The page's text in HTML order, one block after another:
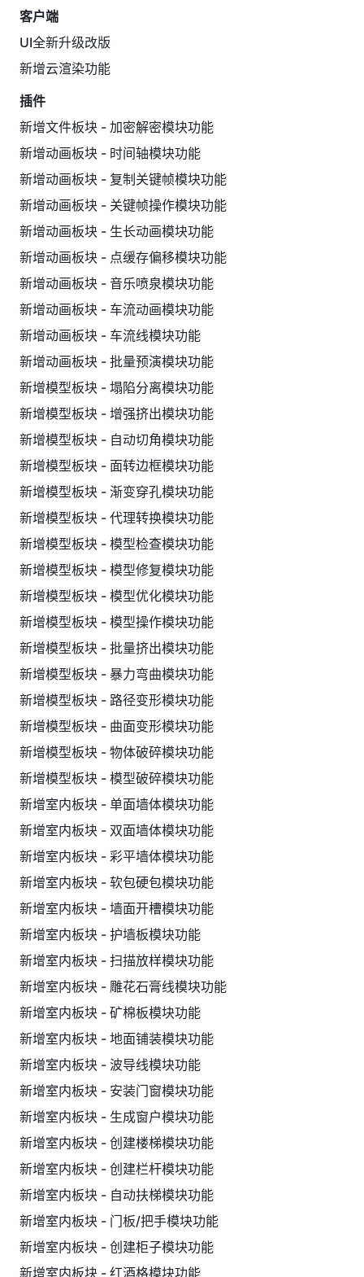
客户端
UI全新升级改版
新增云渲染功能
插件
新增文件板块 - 加密解密模块功能
新增动画板块 - 时间轴模块功能
新增动画板块 - 复制关键帧模块功能
新增动画板块 - 关键帧操作模块功能
新增动画板块 - 生长动画模块功能
新增动画板块 - 点缓存偏移模块功能
新增动画板块 - 音乐喷泉模块功能
新增动画板块 - 车流动画模块功能
新增动画板块 - 车流线模块功能
新增动画板块 - 批量预演模块功能
新增模型板块 - 塌陷分离模块功能
新增模型板块 - 增强挤出模块功能
新增模型板块 - 自动切角模块功能
新增模型板块 - 面转边框模块功能
新增模型板块 - 渐变穿孔模块功能
新增模型板块 - 代理转换模块功能
新增模型板块 - 模型检查模块功能
新增模型板块 - 模型修复模块功能
新增模型板块 - 模型优化模块功能
新增模型板块 - 模型操作模块功能
新增模型板块 - 批量挤出模块功能
新增模型板块 - 暴力弯曲模块功能
新增模型板块 - 路径变形模块功能
新增模型板块 - 曲面变形模块功能
新增模型板块 - 物体破碎模块功能
新增模型板块 - 模型破碎模块功能
新增室内板块 - 单面墙体模块功能
新增室内板块 - 双面墙体模块功能
新增室内板块 - 彩平墙体模块功能
新增室内板块 - 软包硬包模块功能
新增室内板块 - 墙面开槽模块功能
新增室内板块 - 护墙板模块功能
新增室内板块 - 扫描放样模块功能
新增室内板块 - 雕花石膏线模块功能
新增室内板块 - 矿棉板模块功能
新增室内板块 - 地面铺装模块功能
新增室内板块 - 波导线模块功能
新增室内板块 - 安装门窗模块功能
新增室内板块 - 生成窗户模块功能
新增室内板块 - 创建楼梯模块功能
新增室内板块 - 创建栏杆模块功能
新增室内板块 - 自动扶梯模块功能
新增室内板块 - 门板/把手模块功能
新增室内板块 - 创建柜子模块功能
新增室内板块 - 红酒格模块功能